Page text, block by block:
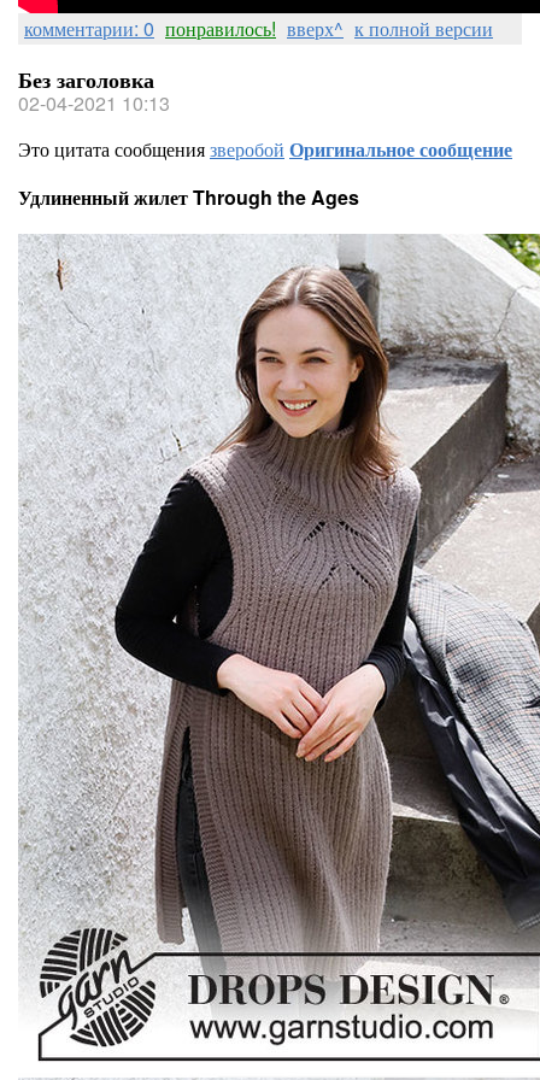
комментарии: 0 понравилось! вверх^ к полной версии
Без заголовка
02-04-2021 10:13
Это цитата сообщениязверобой Оригинальное сообщение
Удлиненный жилет Through the Ages